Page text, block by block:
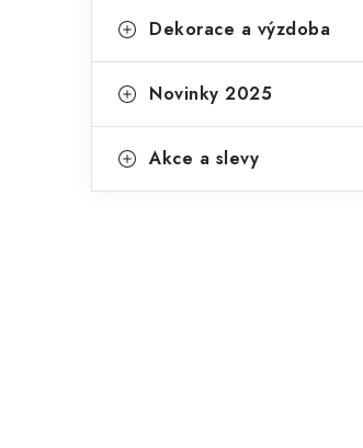
Dekorace a výzdoba
Novinky 2025
Akce a slevy